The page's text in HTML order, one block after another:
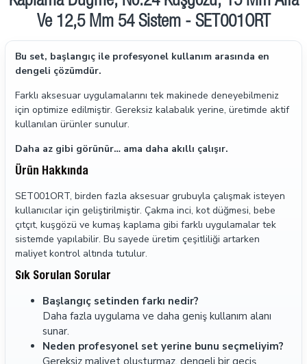
Ve 12,5 Mm 54 Sistem - SET001ORT
Bu set, başlangıç ile profesyonel kullanım arasında en
dengeli çözümdür.
Farklı aksesuar uygulamalarını tek makinede deneyebilmeniz
için optimize edilmiştir. Gereksiz kalabalık yerine, üretimde aktif
kullanılan ürünler sunulur.
Daha az gibi görünür… ama daha akıllı çalışır.
Ürün Hakkında
SET001ORT, birden fazla aksesuar grubuyla çalışmak isteyen
kullanıcılar için geliştirilmiştir. Çakma inci, kot düğmesi, bebe
çıtçıt, kuşgözü ve kumaş kaplama gibi farklı uygulamalar tek
sistemde yapılabilir. Bu sayede üretim çeşitliliği artarken
maliyet kontrol altında tutulur.
Sık Sorulan Sorular
Başlangıç setinden farkı nedir?
Daha fazla uygulama ve daha geniş kullanım alanı
sunar.
Neden profesyonel set yerine bunu seçmeliyim?
Gereksiz maliyet oluşturmaz, dengeli bir geçiş